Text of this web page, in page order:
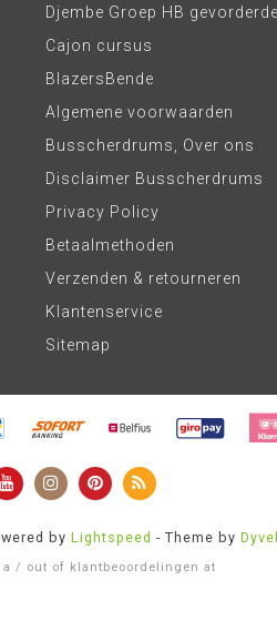
Djembe Groep HB
Cajon cursus
BlazersBende
Algemene voorwaarden
Busscherdrums, Over ons
Disclaimer Busscherdrums
Privacy Policy
Betaalmethoden
Verzenden & retourneren
Klantenservice
Sitemap
by Lightspeed - Theme by
/ out of klantbeoordelingen at